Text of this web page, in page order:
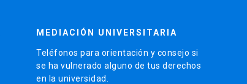
MEDIACIÓN UNIVERSITARIA
Teléfonos para orientación y consejo si
se ha vulnerado alguno de tus derechos
en la universidad.